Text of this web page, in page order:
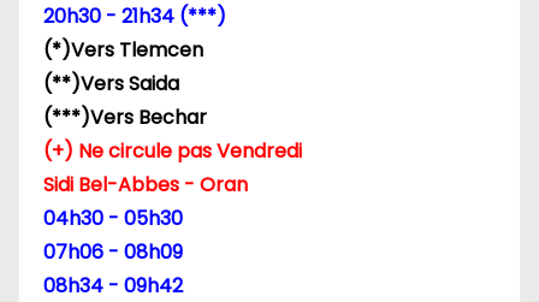
20h30 - 21h34 (***)
(*)Vers Tlemcen
(**)Vers Saida
(***)Vers Bechar
(+) Ne circule pas Vendredi
Sidi Bel-Abbes - Oran
04h30 - 05h30
07h06 - 08h09
08h34 - 09h42